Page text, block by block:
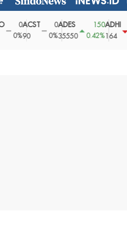
0ACST
0ADES
35550
150
0.42%
ADHI
164